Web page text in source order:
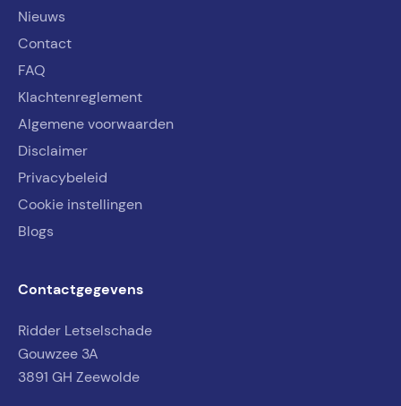
Nieuws
Contact
FAQ
Klachtenreglement
Algemene voorwaarden
Disclaimer
Privacybeleid
Cookie instellingen
Blogs
Contactgegevens
Ridder Letselschade
Gouwzee 3A
3891 GH Zeewolde